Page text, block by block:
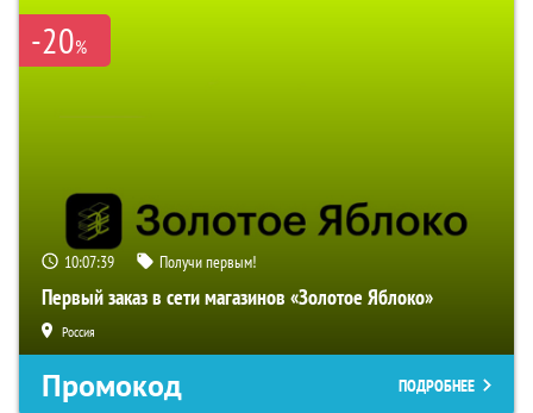
-20%
10:07:38 Получи первым!
Первый заказ в сети магазинов «Золотое Яблоко»
Россия
Промокод ПОДРОБНЕЕ